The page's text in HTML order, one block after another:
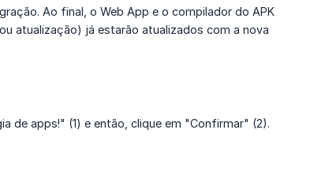
Ao final, o Web App e o compilador do APK
atualização) já estarão atualizados com a nova
de apps!" (1) e então, clique em "Confirmar" (2).